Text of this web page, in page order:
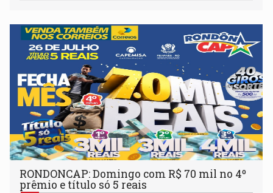
RONDONCAP: Domingo com R$ 70 mil no 4º
prêmio e título só 5 reais